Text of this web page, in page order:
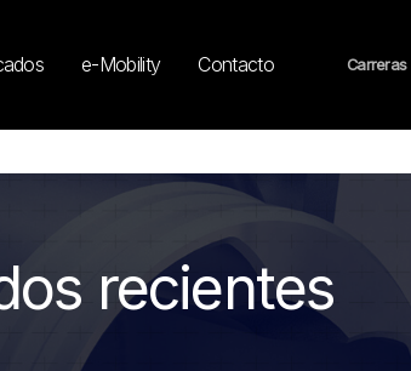
e-Mobility Contacto Carreras
recientes